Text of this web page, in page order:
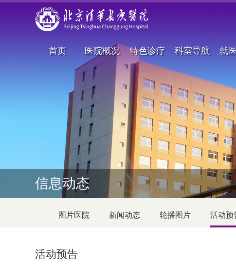
首页 医院概况 特色诊疗 科室导航 就
信息动态
图片医院 新闻动态 轮播图片 活动预
活动预告